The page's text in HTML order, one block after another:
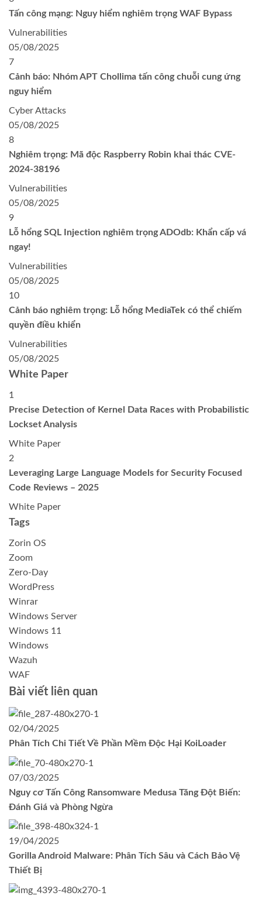
Tấn công mạng: Nguy hiểm nghiêm trọng WAF Bypass
Vulnerabilities
05/08/2025
7
Cảnh báo: Nhóm APT Chollima tấn công chuỗi cung ứng
nguy hiểm
Cyber Attacks
05/08/2025
8
Nghiêm trọng: Mã độc Raspberry Robin khai thác CVE-
2024-38196
Vulnerabilities
05/08/2025
9
Lỗ hổng SQL Injection nghiêm trọng ADOdb: Khẩn cấp vá
ngay!
Vulnerabilities
05/08/2025
10
Cảnh báo nghiêm trọng: Lỗ hổng MediaTek có thể chiếm
quyền điều khiển
Vulnerabilities
05/08/2025
White Paper
1
Precise Detection of Kernel Data Races with Probabilistic
Lockset Analysis
White Paper
2
Leveraging Large Language Models for Security Focused
Code Reviews – 2025
White Paper
Tags
Zorin OS
Zoom
Zero-Day
WordPress
Winrar
Windows Server
Windows 11
Windows
Wazuh
WAF
Bài viết liên quan
02/04/2025
Phân Tích Chi Tiết Về Phần Mềm Độc Hại KoiLoader
07/03/2025
Nguy cơ Tấn Công Ransomware Medusa Tăng Đột Biến:
Đánh Giá và Phòng Ngừa
19/04/2025
Gorilla Android Malware: Phân Tích Sâu và Cách Bảo Vệ
Thiết Bị